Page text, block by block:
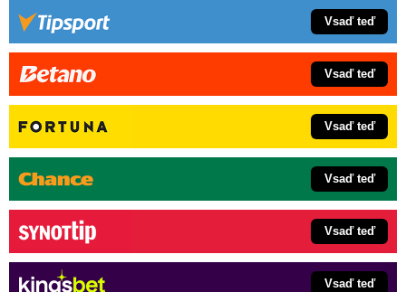
Vsaď teď
Vsaď teď
Vsaď teď
Vsaď teď
Vsaď teď
Vsaď teď